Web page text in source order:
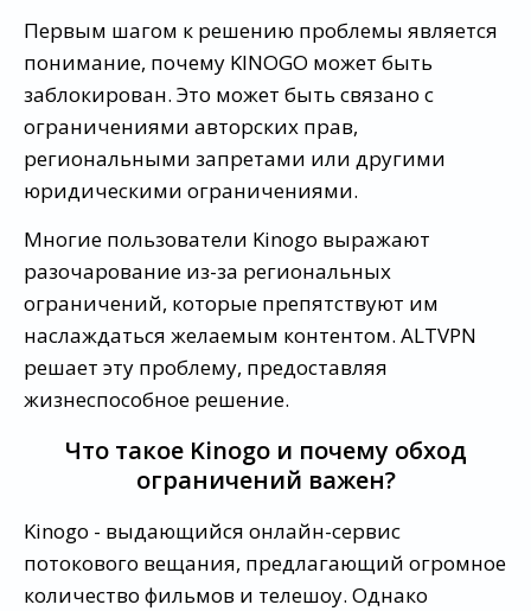
Первым шагом к решению проблемы является
понимание, почему KINOGO может быть
заблокирован. Это может быть связано с
ограничениями авторских прав,
региональными запретами или другими
юридическими ограничениями.
Многие пользователи Kinogo выражают
разочарование из-за региональных
ограничений, которые препятствуют им
наслаждаться желаемым контентом. ALTVPN
решает эту проблему, предоставляя
жизнеспособное решение.
Что такое Kinogo и почему обход
ограничений важен?
Kinogo - выдающийся онлайн-сервис
потокового вещания, предлагающий огромное
количество фильмов и телешоу. Однако